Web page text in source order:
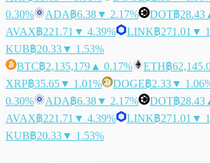
0.30%
ADA฿6.38▼ 2.17% DOT฿28.43
AVAX฿221.71 ▼ 4.39% LINK฿271.01 ▼
KUB฿20.33▼ 1.53%
BTC฿2,135,179 ▲ 0.17% ETH฿
XRP฿35.65▼ 1.01% DOGE฿2.33▼
0.30%
ADA฿6.38▼ 2.17% DOT฿28.43
AVAX฿221.71 ▼ 4.39% LINK฿271.01 ▼
KUB฿20.33▼ 1.53%